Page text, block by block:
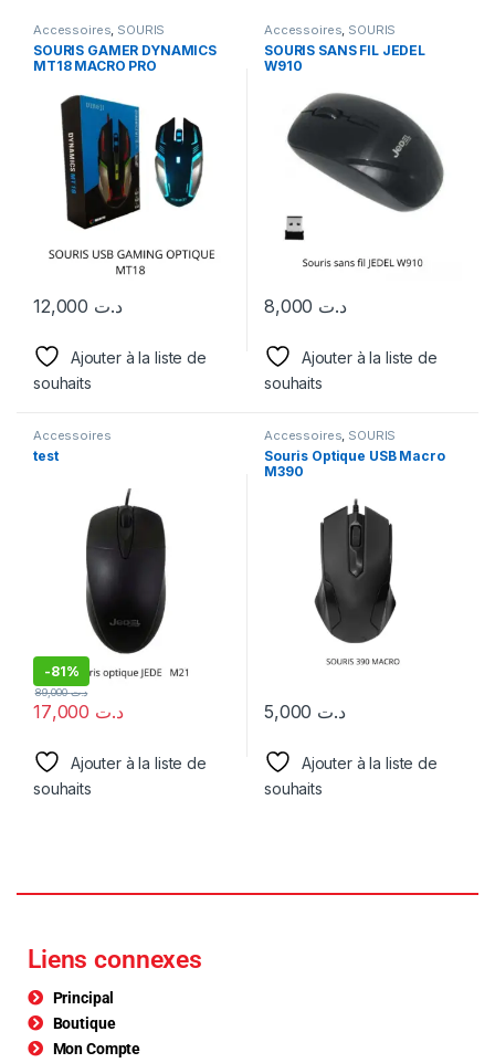
Accessoires, SOURIS
SOURIS GAMER DYNAMICS
MT18 MACRO PRO
د.ت
Ajouter à la liste de
souhaits
Accessoires, SOURIS
SOURIS SANS FIL JEDEL
W910
د.ت
Ajouter à la liste de
souhaits
Accessoires
test
-81%
د.ت
د.ت89,000
Ajouter à la liste de
souhaits
Accessoires SOURIS
Souris Optique USB Macro
M390
د.ت
Ajouter à la liste de
souhaits
Liens connexes
Principal
Boutique
Mon Compte